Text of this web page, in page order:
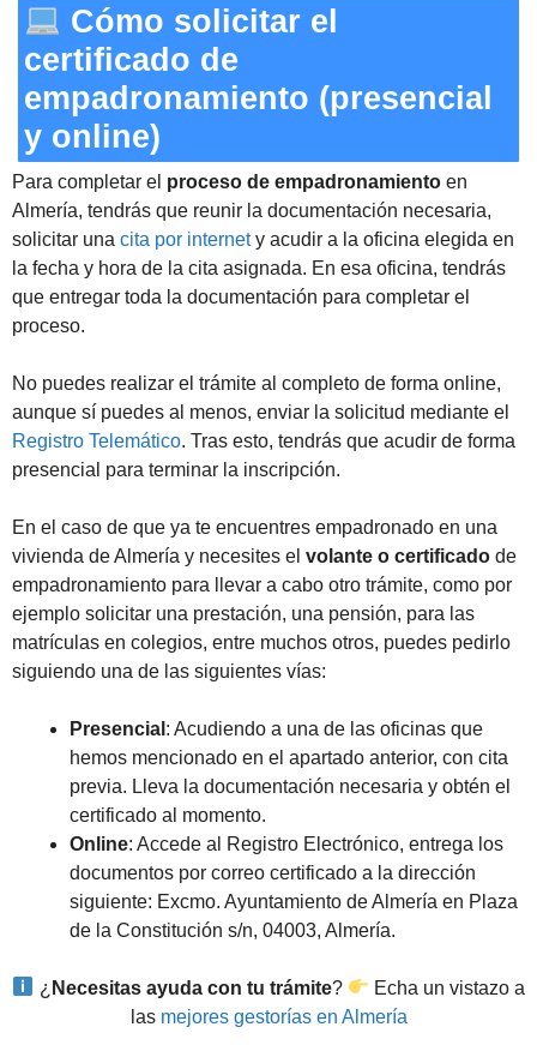
Cómo solicitar el
certificado de
empadronamiento (presencial
y online)
Para completar el proceso de empadronamiento en
Almería, tendrás que reunir la documentación necesaria,
solicitar una cita por internety acudir a la oficina elegida en
la fecha y hora de la cita asignada. En esa oficina, tendrás
que entregar toda la documentación para completar el
proceso.
No puedes realizar el trámite al completo de forma online,
aunque sí puedes al menos, enviar la solicitud mediante el
Registro Telemático. Tras esto, tendrás que acudir de forma
presencial para terminar la inscripción.
En el caso de que ya te encuentres empadronado en una
vivienda de Almería y necesites el volante o certificado de
empadronamiento para llevar a cabo otro trámite, como por
ejemplo solicitar una prestación, una pensión, para las
matrículas en colegios, entre muchos otros, puedes pedirlo
siguiendo una de las siguientes vías:
Presencial : Acudiendo a una de las oficinas que
hemos mencionado en el apartado anterior, con cita
previa. Lleva la documentación necesaria y obtén el
certificado al momento.
Online: Accede al Registro Electrónico, entrega los
documentos por correo certificado a la dirección
siguiente: Excmo. Ayuntamiento de Almería en Plaza
de la Constitución s/n, 04003, Almería.
¿ Necesitas ayuda con tu trámite?
Echa un vistazo a
las mejores gestorías en Almería